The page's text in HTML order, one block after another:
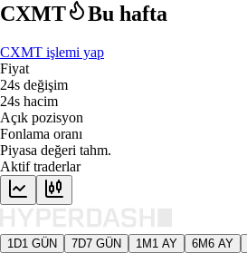
CXMT Bu hafta
CXMT işlemi yap
Fiyat
24s değişim
24s hacim
Açık pozisyon
Fonlama oranı
Piyasa değeri tahm.
Aktif traderlar
1D1 GÜN 7D7 GÜN 1M1 AY 6M6 AY